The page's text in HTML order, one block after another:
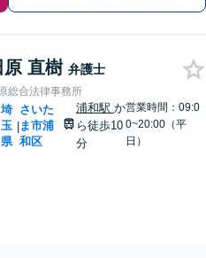
原 直樹 弁護士
総合法律事務所
埼
玉
県
|
さいた
ま市浦
和区
浦和駅 か
ら徒歩10
分
営業時間：09:0
0~20:00（平
日）